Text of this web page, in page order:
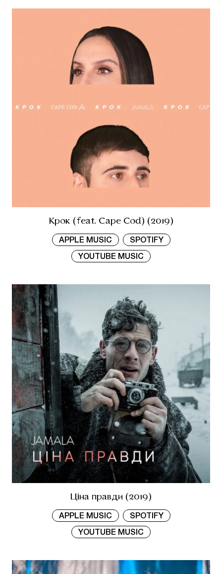
Крок (feat. Cape Cod) (2019)
APPLE MUSIC SPOTIFY
YOUTUBE MUSIC
Ціна правди (2019)
APPLE MUSIC SPOTIFY
YOUTUBE MUSIC